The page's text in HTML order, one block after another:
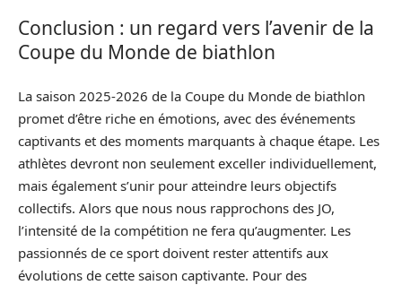
Conclusion : un regard vers l’avenir de la
Coupe du Monde de biathlon
La saison 2025-2026 de la Coupe du Monde de biathlon
promet d’être riche en émotions, avec des événements
captivants et des moments marquants à chaque étape. Les
athlètes devront non seulement exceller individuellement,
mais également s’unir pour atteindre leurs objectifs
collectifs. Alors que nous nous rapprochons des JO,
l’intensité de la compétition ne fera qu’augmenter. Les
passionnés de ce sport doivent rester attentifs aux
évolutions de cette saison captivante. Pour des